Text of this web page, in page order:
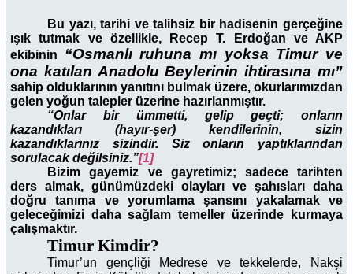
Bu yazı, tarihi ve talihsiz bir hadisenin gerçeğine
ışık tutmak ve özellikle, Recep T. Erdoğan ve AKP
ekibinin “Osmanlı ruhuna mı yoksa Timur ve
ona katılan Anadolu Beylerinin ihtirasına mı”
sahip olduklarının yanıtını bulmak üzere, okurlarımızdan
gelen yoğun talepler üzerine hazırlanmıştır.
“Onlar bir ümmetti, gelip geçti; onların
kazandıkları (hayır-şer) kendilerinin, sizin
kazandıklarınız sizindir. Siz onların yaptıklarından
sorulacak değilsiniz.”[1]
Bizim gayemiz ve gayretimiz; sadece tarihten
ders almak, günümüzdeki olayları ve şahısları daha
doğru tanıma ve yorumlama şansını yakalamak ve
geleceğimizi daha sağlam temeller üzerinde kurmaya
çalışmaktır.
Timur Kimdir?
Timur’un gençliği Medrese ve tekkelerde, Nakşi